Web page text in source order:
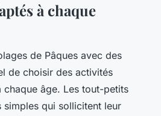
à chaque
de Pâques avec des
de choisir des activités
chaque âge. Les tout-petits
qui sollicitent leur